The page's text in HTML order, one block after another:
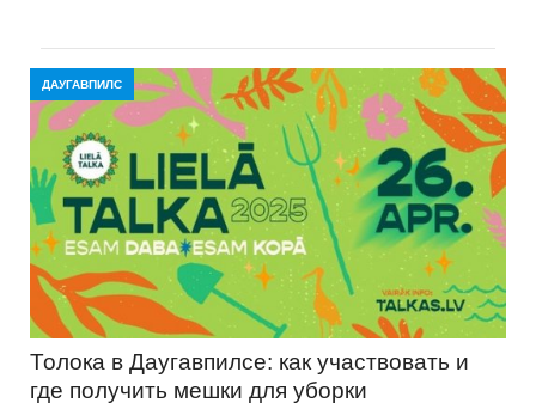
ДАУГАВПИЛС
Толока в Даугавпилсе: как участвовать и
где получить мешки для уборки